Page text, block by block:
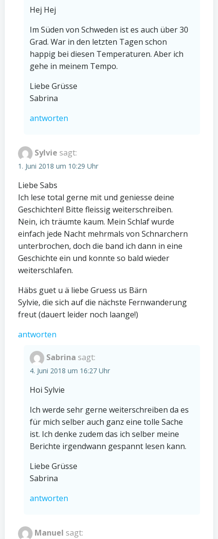
Hej Hej
Im Süden von Schweden ist es auch über 30
Grad. War in den letzten Tagen schon
happig bei diesen Temperaturen. Aber ich
gehe in meinem Tempo.
Liebe Grüsse
Sabrina
antworten
Sylvie sagt:
1. Juni 2018 um 10:29 Uhr
Liebe Sabs
Ich lese total gerne mit und geniesse deine
Geschichten! Bitte fleissig weiterschreiben.
Nein, ich träumte kaum. Mein Schlaf wurde
einfach jede Nacht mehrmals von Schnarchern
unterbrochen, doch die band ich dann in eine
Geschichte ein und konnte so bald wieder
weiterschlafen.
Häbs guet u ä liebe Gruess us Bärn
Sylvie, die sich auf die nächste Fernwanderung
freut (dauert leider noch laange!)
antworten
Sabrina sagt:
4. Juni 2018 um 16:27 Uhr
Hoi Sylvie
Ich werde sehr gerne weiterschreiben da es
für mich selber auch ganz eine tolle Sache
ist. Ich denke zudem das ich selber meine
Berichte irgendwann gespannt lesen kann.
Liebe Grüsse
Sabrina
antworten
Manuel sagt: